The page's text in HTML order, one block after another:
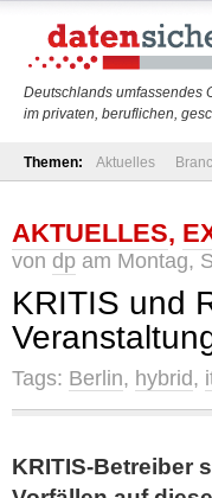
Deutschlands umfassendes
im privaten, beruflichen,
Themen: Aktuelles
AKTUELLES,
von dp am Montag,
KRITIS und
Tags: Berlin, hybrid,
KRITIS-Betreiber